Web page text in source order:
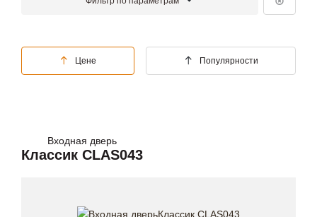
Цене Популярности
Входная дверь
Классик CLAS043